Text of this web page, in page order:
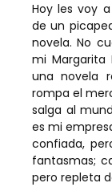
Hoy les voy
de un
novela. No
mi Margarita
una novela
rompa el
salga al
es mi
confiada,
fantasmas;
pero repleta